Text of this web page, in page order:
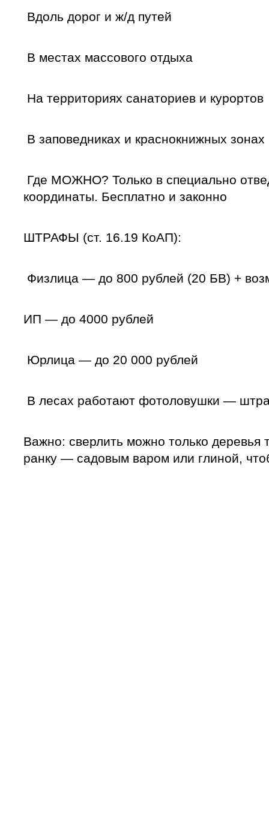
Вдоль дорог и ж/д путей
В местах массового отдыха
На территориях санаториев и курортов
В заповедниках и краснокнижных зонах
Где МОЖНО? Только в специально
координаты. Бесплатно и законно
ШТРАФЫ (ст. 16.19 КоАП):
Физлица — до 800 рублей (20 БВ) +
ИП — до 4000 рублей
Юрлица — до 20 000 рублей
В лесах работают фотоловушки —
Важно: сверлить можно только
ранку — садовым варом или глиной,